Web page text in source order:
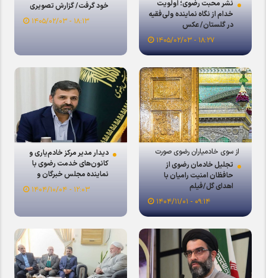
نشر محبت رضوی؛ اولویت
خدام از نگاه نماینده ولی‌فقیه
در گلستان/ عکس
۱۸:۲۷ - ۱۴۰۵/۰۲/۰۳
خود گرفت/ گزارش تصویری
۱۸:۱۳ - ۱۴۰۵/۰۲/۰۳
از سوی خادمیاران رضوی صورت
گرفت؛
تجلیل خادمان رضوی از
حافظان امنیت رامیان با
اهدای گل/فیلم
۰۹:۱۴ - ۱۴۰۴/۱۱/۰۱
دیدار مدیر مرکز خادم‌یاری و
کانون‌های خدمت رضوی با
نماینده مجلس خبرگان و
امام‌جمعه اهل‌سنت گلستان
۱۲:۰۳ - ۱۴۰۴/۱۰/۰۴